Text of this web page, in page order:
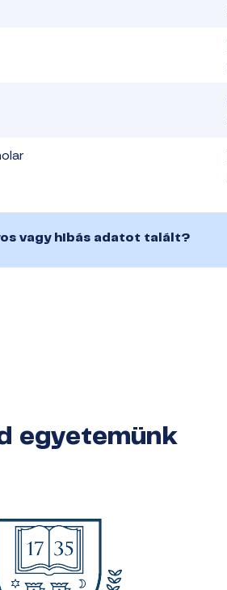
vagy hibás adatot talált?
egyetemünk